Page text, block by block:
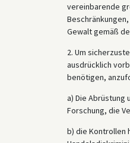
vereinbarende
Gewalt gemäß
2. Um
ausdrücklich
benötigen,
a) Die Abrüstung
Forschung, die
b) die Kontrollen